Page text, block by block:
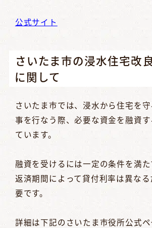
公式サイト
さいたま市の浸水住宅改
に関して
さいたま市では、浸水から住宅を
事を行なう際、必要な資金を融資
ています。
融資を受けるには一定の条件を満た
返済期間によって貸付利率は異な
要です。
詳細は下記のさいたま市役所公式